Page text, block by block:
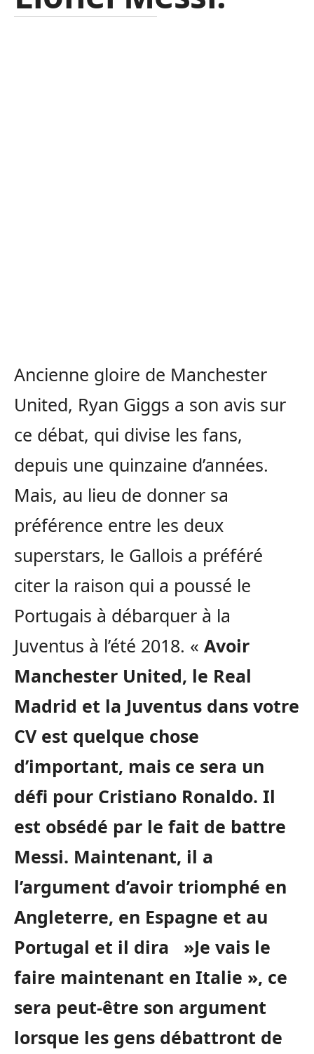
Ancienne gloire de Manchester
United, Ryan Giggs a son avis sur
ce débat, qui divise les fans,
depuis une quinzaine d’années.
Mais, au lieu de donner sa
préférence entre les deux
superstars, le Gallois a préféré
citer la raison qui a poussé le
Portugais à débarquer à la
Juventus à l’été 2018. « Avoir
Manchester United, le Real
Madrid et la Juventus dans votre
CV est quelque chose
d’important, mais ce sera un
défi pour Cristiano Ronaldo. Il
est obsédé par le fait de battre
Messi. Maintenant, il a
l’argument d’avoir triomphé en
Angleterre, en Espagne et au
Portugal et il dira »Je vais le
faire maintenant en Italie », ce
sera peut-être son argument
lorsque les gens débattront de